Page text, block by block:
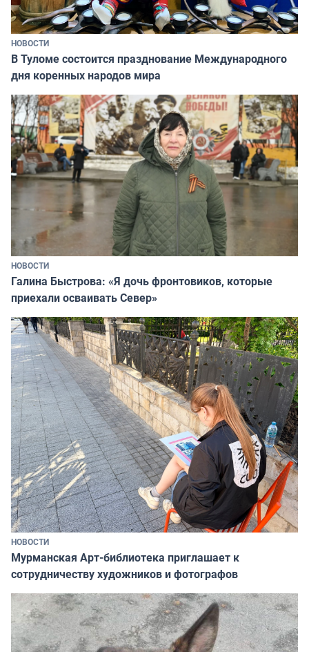
НОВОСТИ
В Туломе состоится празднование Международного
дня коренных народов мира
НОВОСТИ
Галина Быстрова: «Я дочь фронтовиков, которые
приехали осваивать Север»
НОВОСТИ
Мурманская Арт-библиотека приглашает к
сотрудничеству художников и фотографов